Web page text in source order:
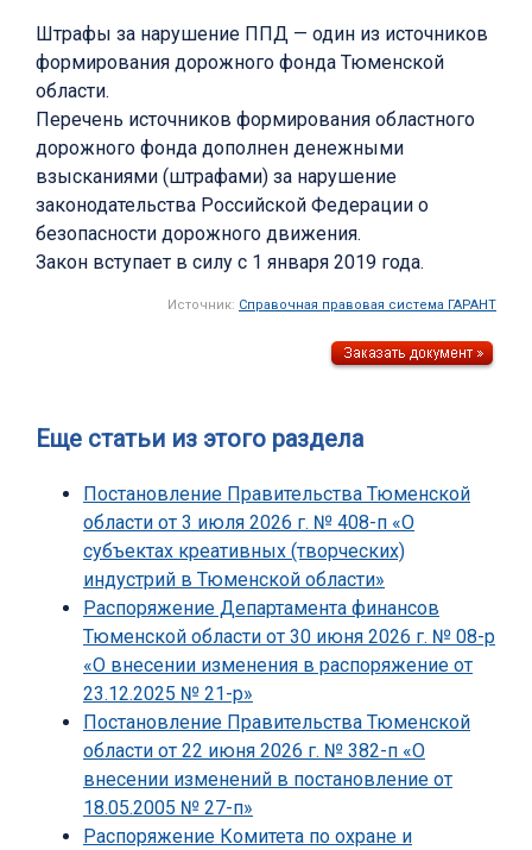
Штрафы за нарушение ППД — один из источников
формирования дорожного фонда Тюменской
области.
Перечень источников формирования областного
дорожного фонда дополнен денежными
взысканиями (штрафами) за нарушение
законодательства Российской Федерации о
безопасности дорожного движения.
Закон вступает в силу с 1 января 2019 года.
Источник: Справочная правовая система ГАРАНТ
Еще статьи из этого раздела
Постановление Правительства Тюменской
области от 3 июля 2026 г. № 408-п «О
субъектах креативных (творческих)
индустрий в Тюменской области»
Распоряжение Департамента финансов
Тюменской области от 30 июня 2026 г. № 08-р
«О внесении изменения в распоряжение от
23.12.2025 № 21-р»
Постановление Правительства Тюменской
области от 22 июня 2026 г. № 382-п «О
внесении изменений в постановление от
18.05.2005 № 27-п»
Распоряжение Комитета по охране и